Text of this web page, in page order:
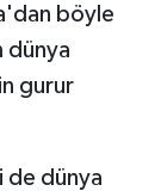
böyle
dünya
gurur
de dünya